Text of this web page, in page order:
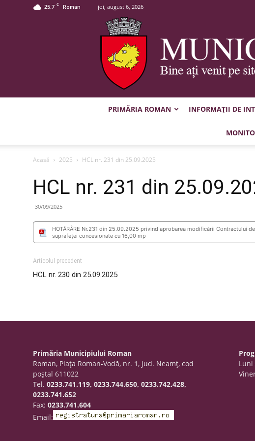
25.7 C Roman joi, august 6, 2026
PRIMĂRIA ROMAN INFORMAȚII DE
Acasă 2025 HCL nr. 231 din 25.09.2025
HCL nr. 231 din
30/09/2025
HOTĂRÂRE Nr.231 din 25.09.2025 privind aprobarea modificării Contractului
suprafeței concesionate cu 16,00 mp
Articolul precedent
HCL nr. 230 din 25.09.2025
Primăria Municipiului Roman
Roman, Piaţa Roman-Vodă, nr. 1, jud. Neamţ, cod
poştal 611022
Tel.0233.741.119, 0233.744.650, 0233.742.428,
0233.741.652
Fax:0233.741.604
Email:
Luni